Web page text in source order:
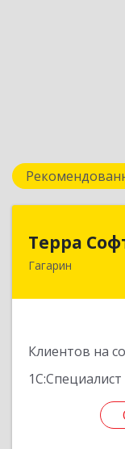
Терра
Гагарин
Клиентов на
1С:Специалист
215010,